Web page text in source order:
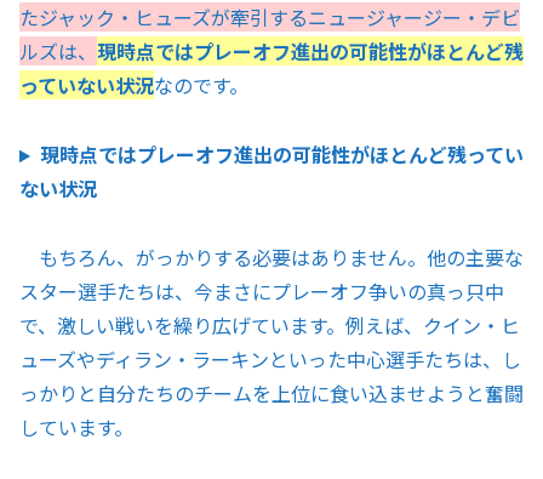
たジャック・ヒューズが牽引するニュージャージー・デビ
ルズは、 現時点ではプレーオフ進出の可能性がほとんど残
っていない状況なのです。
現時点ではプレーオフ進出の可能性がほとんど残ってい
ない状況
もちろん、がっかりする必要はありません。他の主要な
スター選手たちは、今まさにプレーオフ争いの真っ只中
で、激しい戦いを繰り広げています。例えば、クイン・ヒ
ューズやディラン・ラーキンといった中心選手たちは、し
っかりと自分たちのチームを上位に食い込ませようと奮闘
しています。